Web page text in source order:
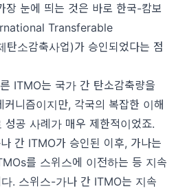
장 눈에 띄는 것은 바로 한국-캄보
Transferable
소감축사업)가 승인되었다는 점
ITMO는 국가 간 탄소감축량을
니즘이지만, 각국의 복잡한 이해
공 사례가 매우 제한적이었죠.
간 ITMO가 승인된 이후, 가나는
를 스위스에 이전하는 등 지속
. 스위스-가나 간 ITMO는 지속